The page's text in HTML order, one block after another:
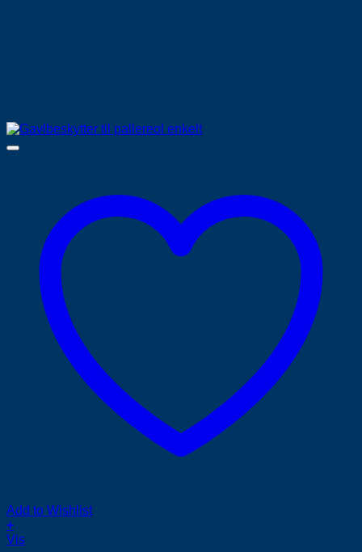
Add to Wishlist
+
Vis